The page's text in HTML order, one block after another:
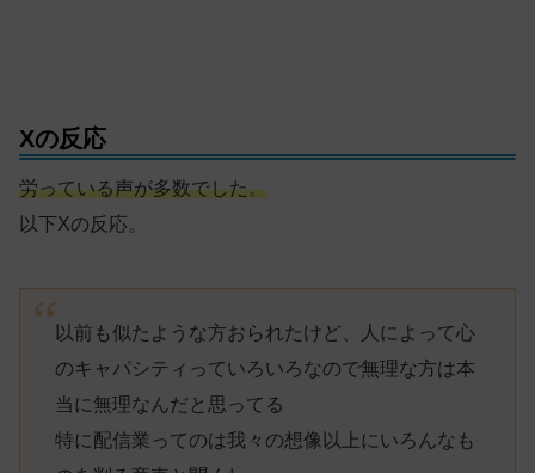
Xの反応
労っている声が多数でした。
以下Xの反応。
以前も似たような方おられたけど、人によって心
のキャパシティっていろいろなので無理な方は本
当に無理なんだと思ってる
特に配信業ってのは我々の想像以上にいろんなも